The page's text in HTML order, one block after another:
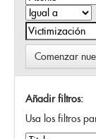
Comenzar
Añadir filtros:
Usa los filtros